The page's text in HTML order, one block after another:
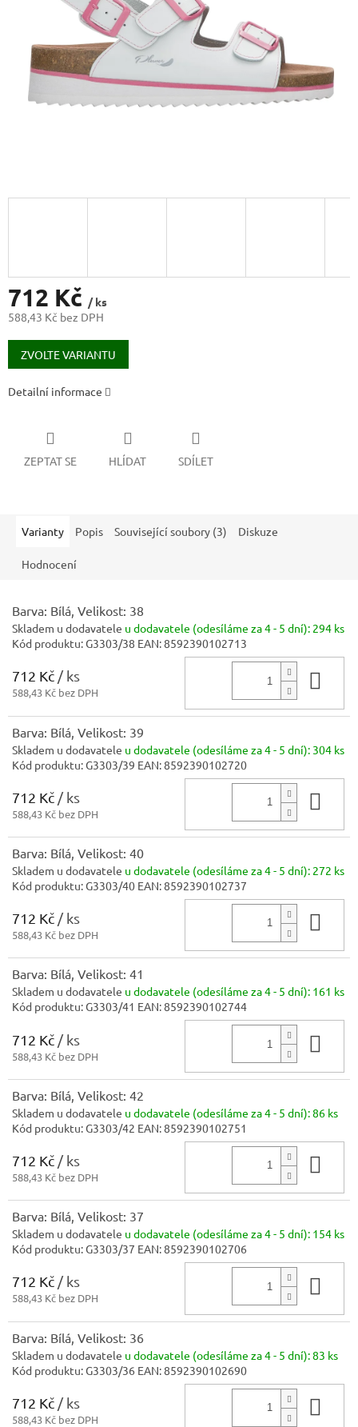
712 Kč / ks
588,43 Kč bez DPH
Měrná
cena:
ZVOLTE VARIANTU
Detailní informace
ZEPTAT SE HLÍDAT SDÍLET
Varianty Popis Související soubory (3) Diskuze
Hodnocení
Barva: Bílá, Velikost: 38
Skladem u dodavatele u dodavatele (odesíláme za 4 - 5 dní): 294 ks
Kód produktu:G3303/38 EAN:8592390102713
712 Kč / ks
588,43 Kč bez DPH
Barva: Bílá, Velikost: 39
Skladem u dodavatele u dodavatele (odesíláme za 4 - 5 dní): 304 ks
Kód produktu:G3303/39 EAN:8592390102720
712 Kč / ks
588,43 Kč bez DPH
Barva: Bílá, Velikost: 40
Skladem u dodavatele u dodavatele (odesíláme za 4 - 5 dní): 272 ks
Kód produktu:G3303/40 EAN:8592390102737
712 Kč / ks
588,43 Kč bez DPH
Barva: Bílá, Velikost: 41
Skladem u dodavatele u dodavatele (odesíláme za 4 - 5 dní): 161 ks
Kód produktu:G3303/41 EAN:8592390102744
712 Kč / ks
588,43 Kč bez DPH
Barva: Bílá, Velikost: 42
Skladem u dodavatele u dodavatele (odesíláme za 4 - 5 dní):86 ks
Kód produktu:G3303/42 EAN:8592390102751
712 Kč / ks
588,43 Kč bez DPH
Barva: Bílá, Velikost: 37
Skladem u dodavatele u dodavatele (odesíláme za 4 - 5 dní): 154 ks
Kód produktu:G3303/37 EAN:8592390102706
712 Kč / ks
588,43 Kč bez DPH
Barva: Bílá, Velikost: 36
Skladem u dodavatele u dodavatele (odesíláme za 4 - 5 dní):83 ks
Kód produktu:G3303/36 EAN:8592390102690
712 Kč / ks
588,43 Kč bez DPH